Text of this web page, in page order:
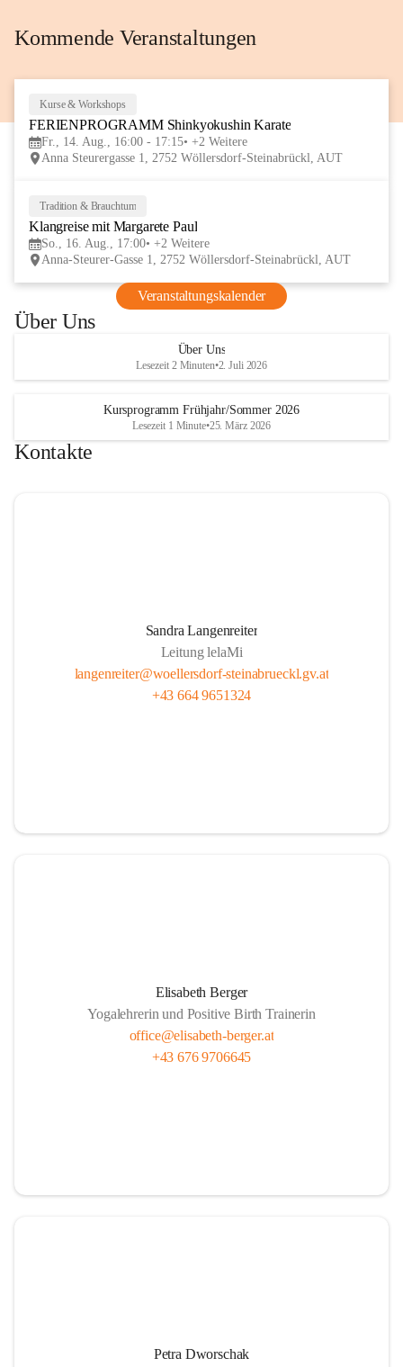
Wir freuen uns auf Sie im neuen Generationenhaus! 💚
Kommende Veranstaltungen
Kurse & Workshops
FERIENPROGRAMM Shinkyokushin Karate
Fr., 14. Aug., 16:00 - 17:15 +2 Weitere
Anna Steurergasse 1, 2752 Wöllersdorf-Steinabrückl, AUT
Tradition & Brauchtum
Klangreise mit Margarete Paul
So., 16. Aug., 17:00 +2 Weitere
Anna-Steurer-Gasse 1, 2752 Wöllersdorf-Steinabrückl, AUT
Veranstaltungskalender
Über Uns
Über Uns
Lesezeit 2 Minuten•2. Juli 2026
Kursprogramm Frühjahr/Sommer 2026
Lesezeit 1 Minute•25. März 2026
Kontakte
Sandra Langenreiter
Leitung lelaMi
langenreiter@woellersdorf-steinabrueckl.gv.at
+43 664 9651324
Elisabeth Berger
Yogalehrerin und Positive Birth Trainerin
office@elisabeth-berger.at
+43 676 9706645
Petra Dworschak